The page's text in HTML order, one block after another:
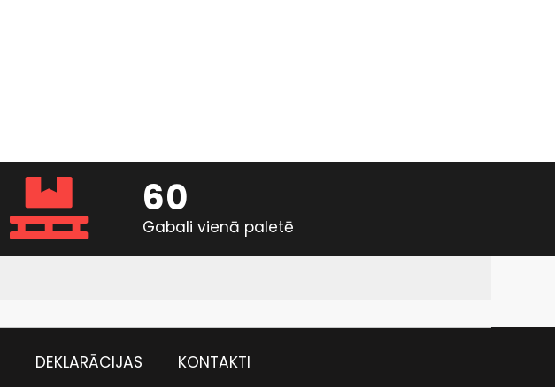
60
Gabali vienā paletē
DEKLARĀCIJAS KONTAKTI